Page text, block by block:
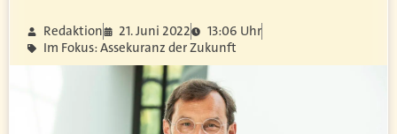
Redaktion 21. Juni 2022
13:06 Uhr
Im Fokus: Assekuranz der Zukunft